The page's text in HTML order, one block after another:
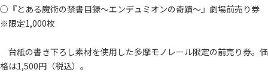
○『とある魔術の禁書目録～エンデュミオンの奇蹟～』劇場前売り券
※限定1,000枚
台紙の書き下ろし素材を使用した多摩モノレール限定の前売り券。価
格は1,500円（税込）。